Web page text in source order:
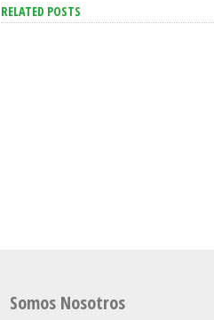
RELATED POSTS
Somos Nosotros